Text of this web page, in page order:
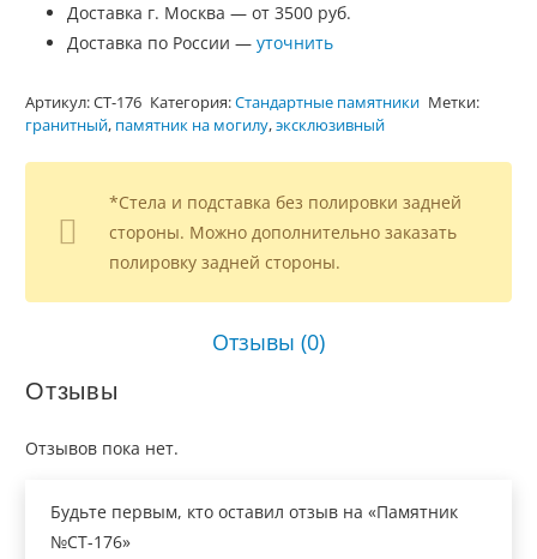
Доставка г. Москва — от 3500 руб.
Доставка по России — уточнить
Артикул:СТ-176 Категория:Стандартные памятники Метки:
гранитный, памятник на могилу,эксклюзивный
*Стела и подставка без полировки задней
стороны. Можно дополнительно заказать
полировку задней стороны.
Отзывы (0)
Отзывы
Отзывов пока нет.
Будьте первым, кто оставил отзыв на «Памятник
№СТ-176»